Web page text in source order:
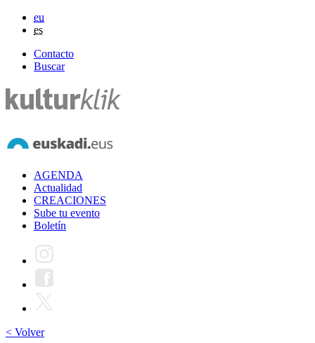
eu
es
Contacto
Buscar
AGENDA
Actualidad
CREACIONES
Sube tu evento
Boletín
< Volver